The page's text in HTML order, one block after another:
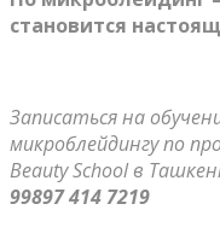
становится
Записаться на
микроблейдингу по
Beauty School в
99897 414 7219